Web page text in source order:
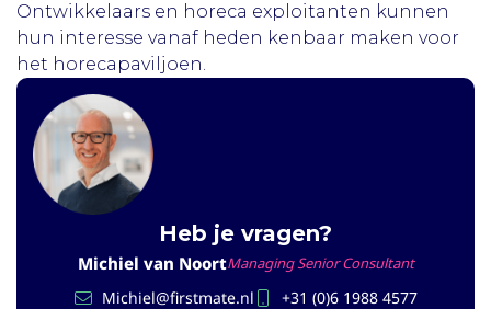
Ontwikkelaars en horeca exploitanten kunnen
hun interesse vanaf heden kenbaar maken voor
het horecapaviljoen.
Heb je vragen?
Michiel van NoortManaging Senior Consultant
Michiel@firstmate.nl +31 (0)6 1988 4577